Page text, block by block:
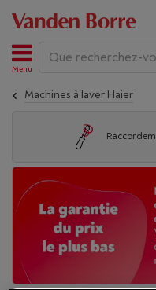
Menu
Machines à laver Haier